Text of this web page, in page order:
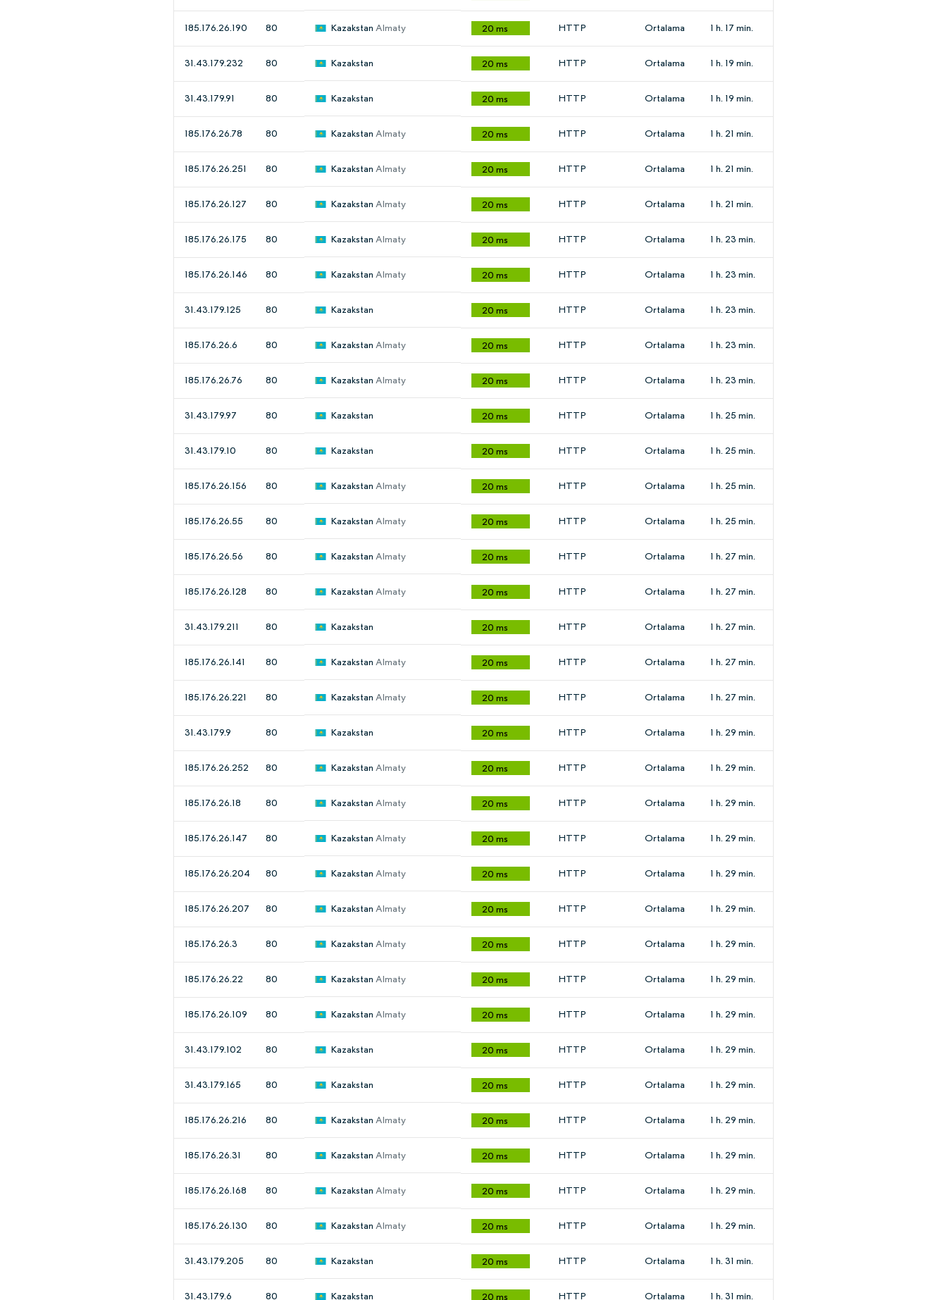
185.176.26.190 80 Kazakstan Almaty 20 ms HTTP Ortalama 1 h. 17 min.
31.43.179.232 80 Kazakstan 20 ms HTTP Ortalama 1 h. 19 min.
31.43.179.91 80 Kazakstan 20 ms HTTP Ortalama 1 h. 19 min.
185.176.26.78 80 Kazakstan Almaty 20 ms HTTP Ortalama 1 h. 21 min.
185.176.26.251 80 Kazakstan Almaty 20 ms HTTP Ortalama 1 h. 21 min.
185.176.26.127 80 Kazakstan Almaty 20 ms HTTP Ortalama 1 h. 21 min.
185.176.26.175 80 Kazakstan Almaty 20 ms HTTP Ortalama 1 h. 23 min.
185.176.26.146 80 Kazakstan Almaty 20 ms HTTP Ortalama 1 h. 23 min.
31.43.179.125 80 Kazakstan 20 ms HTTP Ortalama 1 h. 23 min.
185.176.26.6 80 Kazakstan Almaty 20 ms HTTP Ortalama 1 h. 23 min.
185.176.26.76 80 Kazakstan Almaty 20 ms HTTP Ortalama 1 h. 23 min.
31.43.179.97 80 Kazakstan 20 ms HTTP Ortalama 1 h. 25 min.
31.43.179.10 80 Kazakstan 20 ms HTTP Ortalama 1 h. 25 min.
185.176.26.156 80 Kazakstan Almaty 20 ms HTTP Ortalama 1 h. 25 min.
185.176.26.55 80 Kazakstan Almaty 20 ms HTTP Ortalama 1 h. 25 min.
185.176.26.56 80 Kazakstan Almaty 20 ms HTTP Ortalama 1 h. 27 min.
185.176.26.128 80 Kazakstan Almaty 20 ms HTTP Ortalama 1 h. 27 min.
31.43.179.211 80 Kazakstan 20 ms HTTP Ortalama 1 h. 27 min.
185.176.26.141 80 Kazakstan Almaty 20 ms HTTP Ortalama 1 h. 27 min.
185.176.26.221 80 Kazakstan Almaty 20 ms HTTP Ortalama 1 h. 27 min.
31.43.179.9 80 Kazakstan 20 ms HTTP Ortalama 1 h. 29 min.
185.176.26.252 80 Kazakstan Almaty 20 ms HTTP Ortalama 1 h. 29 min.
185.176.26.18 80 Kazakstan Almaty 20 ms HTTP Ortalama 1 h. 29 min.
185.176.26.147 80 Kazakstan Almaty 20 ms HTTP Ortalama 1 h. 29 min.
185.176.26.204 80 Kazakstan Almaty 20 ms HTTP Ortalama 1 h. 29 min.
185.176.26.207 80 Kazakstan Almaty 20 ms HTTP Ortalama 1 h. 29 min.
185.176.26.3 80 Kazakstan Almaty 20 ms HTTP Ortalama 1 h. 29 min.
185.176.26.22 80 Kazakstan Almaty 20 ms HTTP Ortalama 1 h. 29 min.
185.176.26.109 80 Kazakstan Almaty 20 ms HTTP Ortalama 1 h. 29 min.
31.43.179.102 80 Kazakstan 20 ms HTTP Ortalama 1 h. 29 min.
31.43.179.165 80 Kazakstan 20 ms HTTP Ortalama 1 h. 29 min.
185.176.26.216 80 Kazakstan Almaty 20 ms HTTP Ortalama 1 h. 29 min.
185.176.26.31 80 Kazakstan Almaty 20 ms HTTP Ortalama 1 h. 29 min.
185.176.26.168 80 Kazakstan Almaty 20 ms HTTP Ortalama 1 h. 29 min.
185.176.26.130 80 Kazakstan Almaty 20 ms HTTP Ortalama 1 h. 29 min.
31.43.179.205 80 Kazakstan 20 ms HTTP Ortalama 1 h. 31 min.
31.43.179.6 80 Kazakstan 20 ms HTTP Ortalama 1 h. 31 min.